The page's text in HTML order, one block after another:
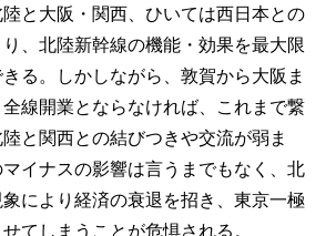
と大阪・関西、ひいては西日本との
、北陸新幹線の機能・効果を最大限
る。しかしながら、敦賀から大阪ま
線開業とならなければ、これまで繋
と関西との結びつきや交流が弱ま
イナスの影響は言うまでもなく、北
により経済の衰退を招き、東京一極
てしまうことが危惧される。